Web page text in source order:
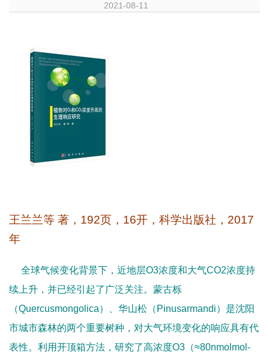
2021-08-11
王兰兰等 著， 192页， 16开，科学出版社， 2017
年
全球气候变化背景下，近地层O3浓度和大气CO2浓度持
续上升，并已经引起了广泛关注。蒙古栎
（Quercusmongolica）、华山松（ Pinusarmandi）是沈阳
市城市森林的两个重要树种，对大气环境变化的响应具有代
表性。利用开顶箱方法，研究了高浓度O3 （≈80nmolmol-